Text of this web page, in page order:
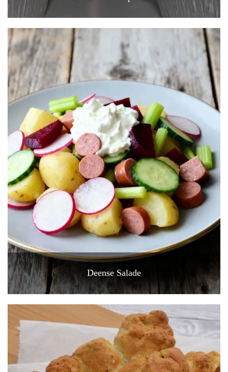
Deense Salade